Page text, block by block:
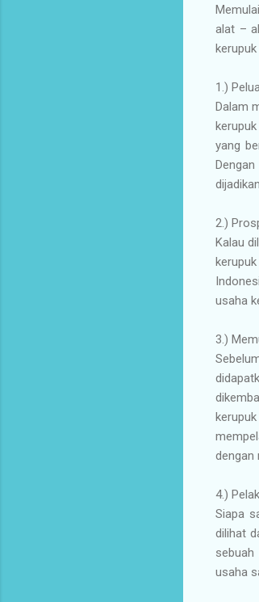
alat –
1.)
Dalam
yang
2.)
Kalau
usaha
3.)
dengan
4.)
Siapa
dilihat
usaha